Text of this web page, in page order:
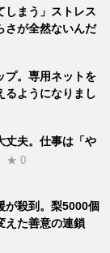
しまう」ストレス
さが全然ないんだ
プ。専用ネットを
るようになりまし
丈夫。仕事は「や
★ 0
が殺到。梨5000個
えた善意の連鎖